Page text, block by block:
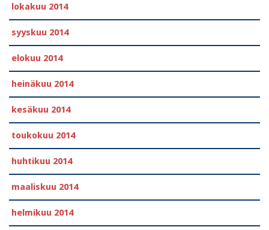
lokakuu 2014
syyskuu 2014
elokuu 2014
heinäkuu 2014
kesäkuu 2014
toukokuu 2014
huhtikuu 2014
maaliskuu 2014
helmikuu 2014